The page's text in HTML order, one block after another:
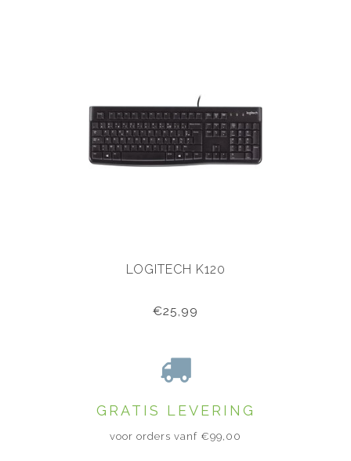
LOGITECH K120
€25,99
GRATIS LEVERING
voor orders vanf €99,00